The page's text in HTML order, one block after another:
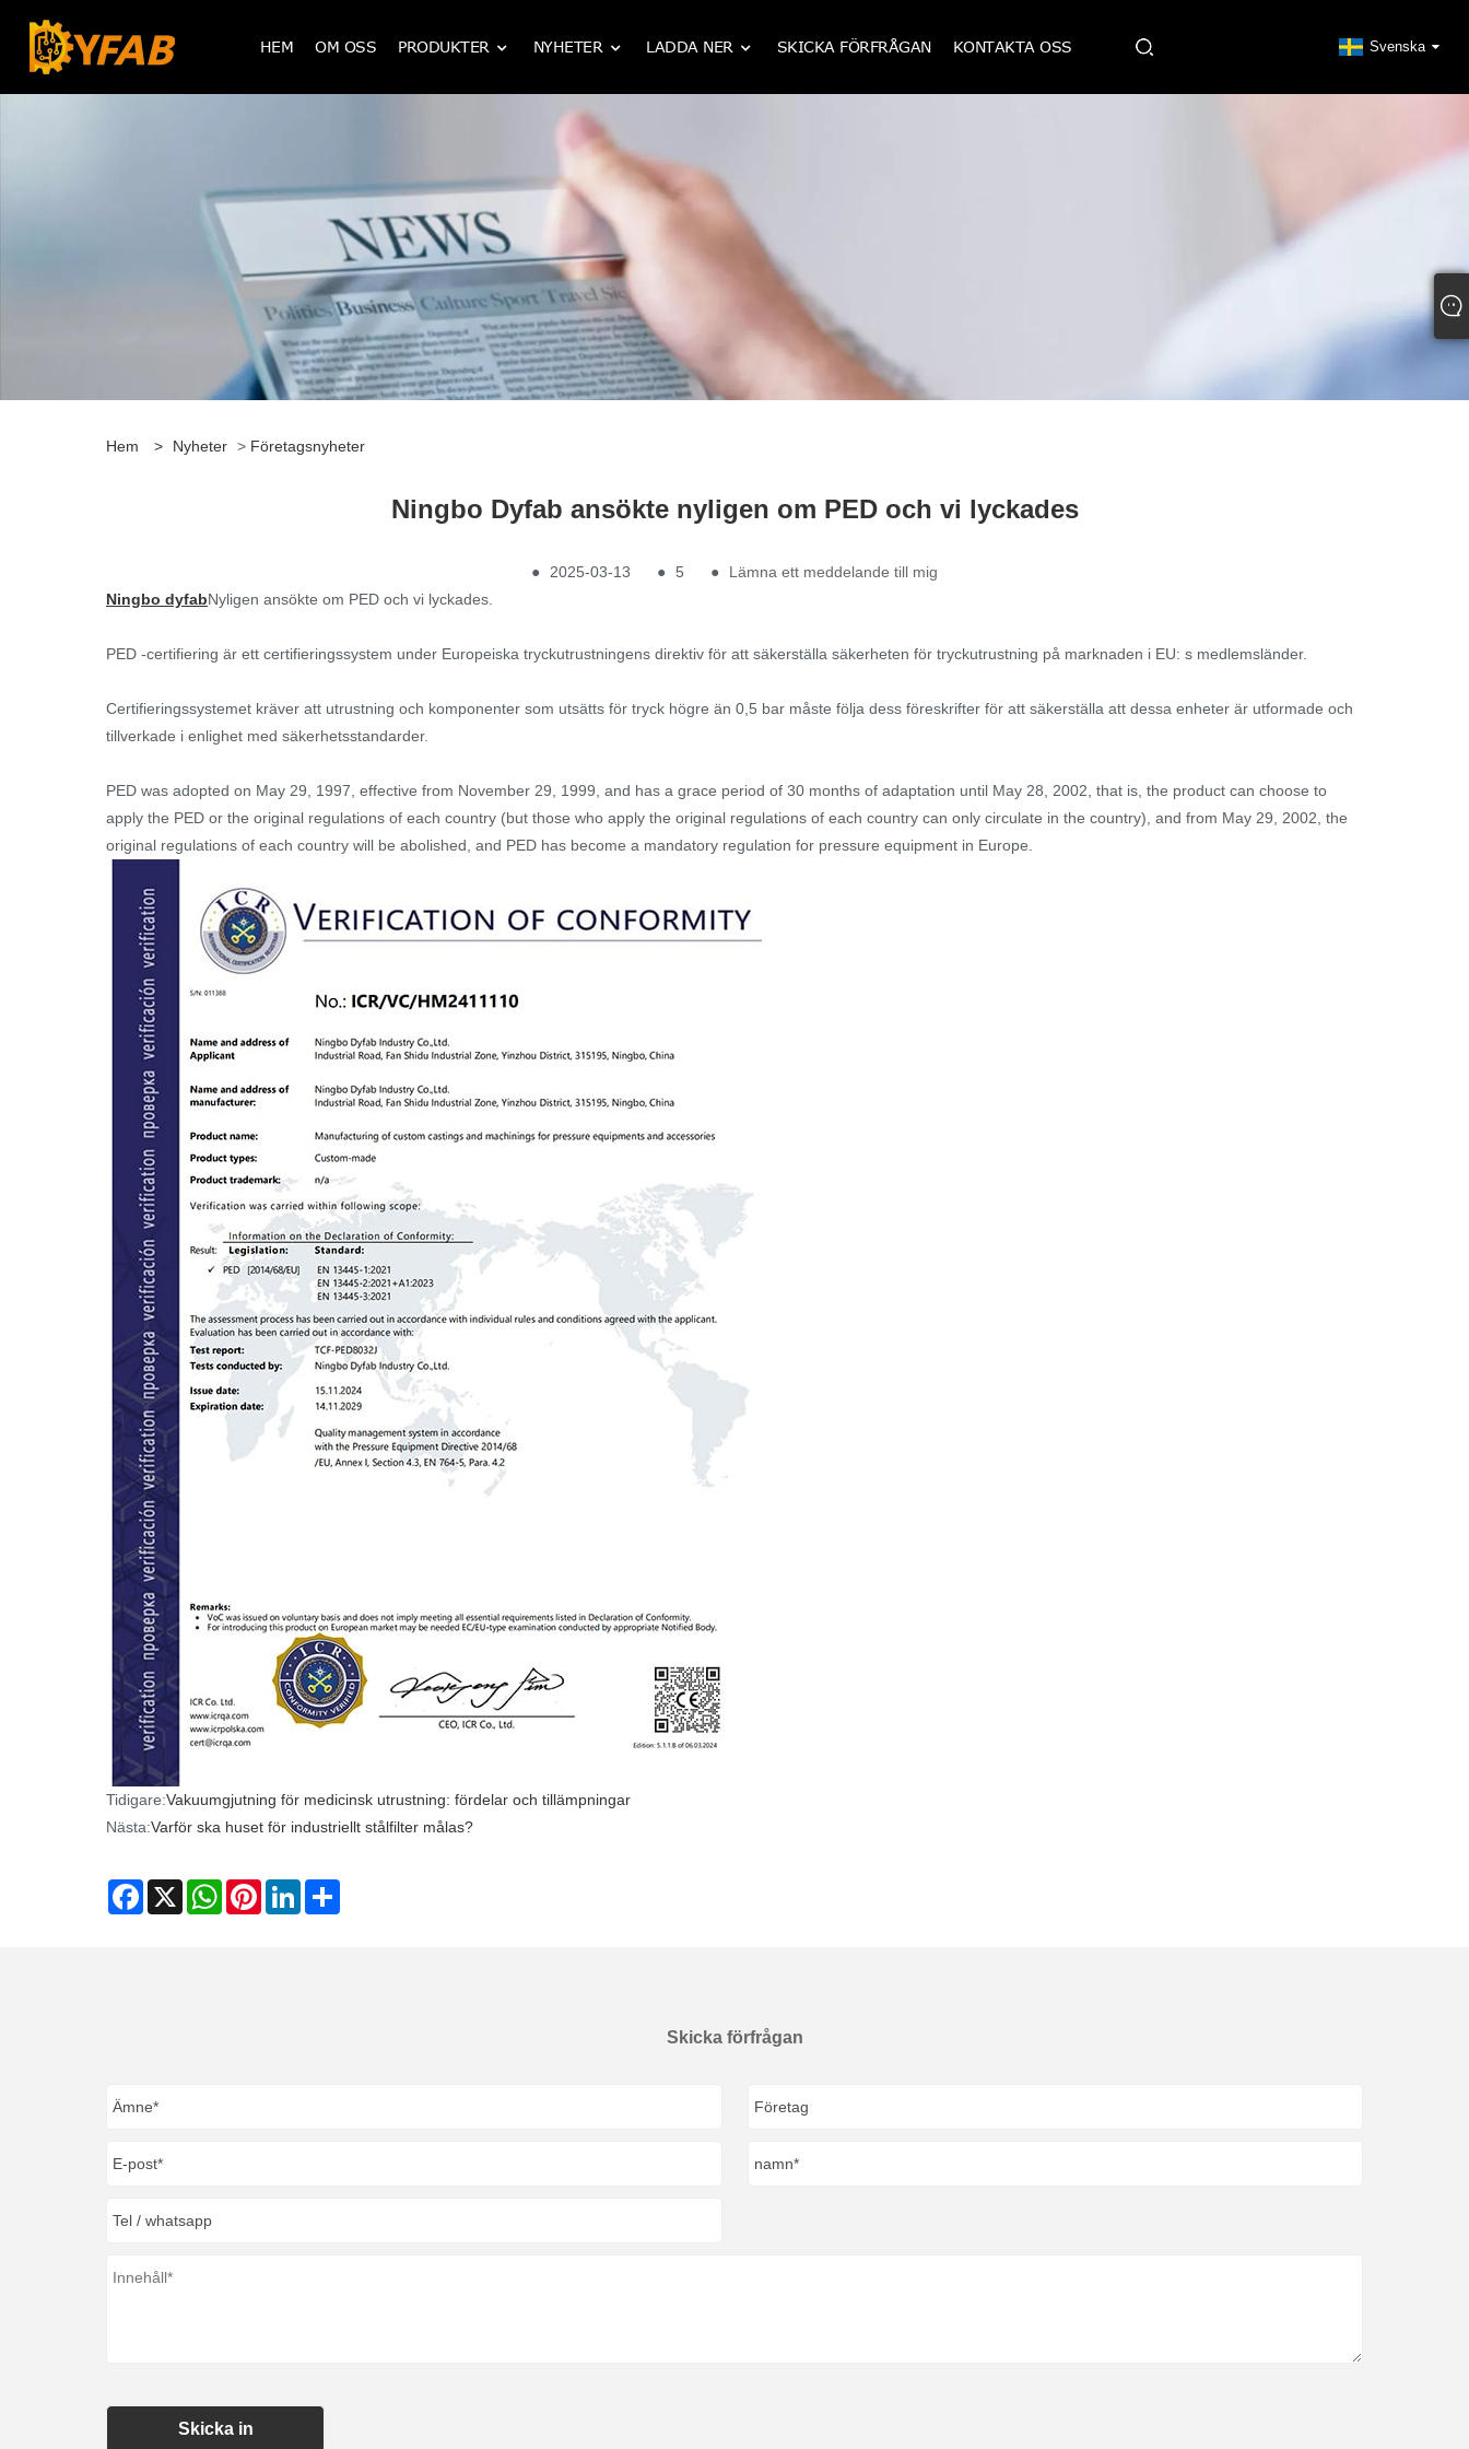
HEM OM OSS PRODUKTER NYHETER LADDA NER SKICKA FÖRFRÅGAN KONTAKTA OSS Svenska
Hem > Nyheter > Företagsnyheter
Ningbo Dyfab ansökte nyligen om PED och vi lyckades
● 2025-03-13 ● 5 ●
Lämna ett meddelande till mig
Ningbo dyfabNyligen ansökte om PED och vi lyckades.
PED -certifiering är ett certifieringssystem under Europeiska tryckutrustningens direktiv för att säkerställa säkerheten för tryckutrustning på marknaden i EU: s medlemsländer.
Certifieringssystemet kräver att utrustning och komponenter som utsätts för tryck högre än 0,5 bar måste följa dess föreskrifter för att säkerställa att dessa enheter är utformade och
tillverkade i enlighet med säkerhetsstandarder.
PED was adopted on May 29, 1997, effective from November 29, 1999, and has a grace period of 30 months of adaptation until May 28, 2002, that is, the product can choose to
apply the PED or the original regulations of each country (but those who apply the original regulations of each country can only circulate in the country), and from May 29, 2002, the
original regulations of each country will be abolished, and PED has become a mandatory regulation for pressure equipment in Europe.
Tidigare:Vakuumgjutning för medicinsk utrustning: fördelar och tillämpningar
Nästa:Varför ska huset för industriellt stålfilter målas?
Facebook
X WhatsAppPinterestLinkedIn
Skicka förfrågan
Skicka in